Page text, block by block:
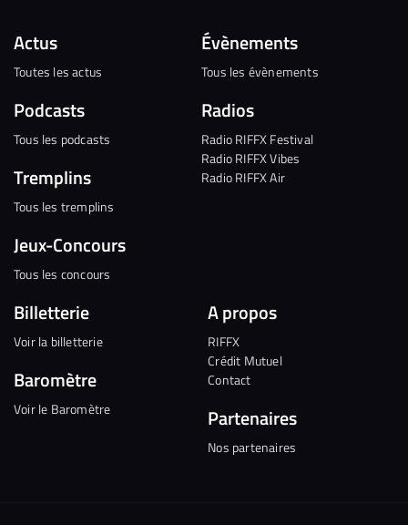
Actus
Toutes les actus
Podcasts
Tous les podcasts
Tremplins
Tous les tremplins
Jeux-Concours
Tous les concours
Évènements
Tous les évènements
Radios
Radio RIFFX Festival
Radio RIFFX Vibes
Radio RIFFX Air
Billetterie
Voir la billetterie
Baromètre
Voir le Baromètre
A propos
RIFFX
Crédit Mutuel
Contact
Partenaires
Nos partenaires